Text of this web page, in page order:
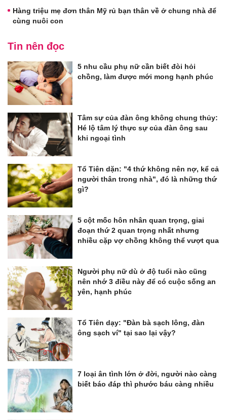
Hàng triệu mẹ đơn thân Mỹ rủ bạn thân về ở chung nhà để
cùng nuôi con
Tin nên đọc
5 nhu cầu phụ nữ cần biết đòi hỏi
chồng, làm được mới mong hạnh phúc
Tâm sự của đàn ông không chung thủy:
Hé lộ tâm lý thực sự của đàn ông sau
khi ngoại tình
Tổ Tiên dặn: "4 thứ không nên nợ, kể cả
người thân trong nhà", đó là những thứ
gì?
5 cột mốc hôn nhân quan trọng, giai
đoạn thứ 2 quan trọng nhất nhưng
nhiều cặp vợ chồng không thể vượt qua
Người phụ nữ dù ở độ tuổi nào cũng
nên nhớ 3 điều này để có cuộc sống an
yên, hạnh phúc
Tổ Tiên dạy: "Đàn bà sạch lông, đàn
ông sạch ví" tại sao lại vậy?
7 loại ân tình lớn ở đời, người nào càng
biết báo đáp thì phước báu càng nhiều